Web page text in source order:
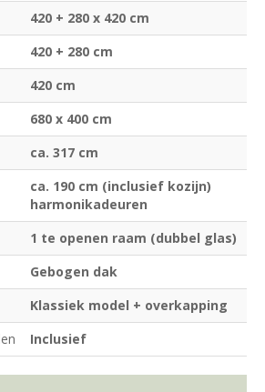
420 + 280 x 420 cm
420 + 280 cm
420 cm
680 x 400 cm
ca. 317 cm
ca. 190 cm (inclusief kozijn)
harmonikadeuren
1 te openen raam (dubbel glas)
Gebogen dak
Klassiek model + overkapping
Inclusief